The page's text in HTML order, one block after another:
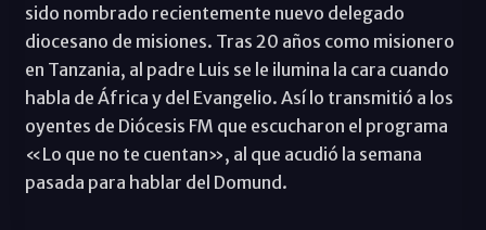
sido nombrado recientemente nuevo delegado
diocesano de misiones. Tras 20 años como misionero
en Tanzania, al padre Luis se le ilumina la cara cuando
habla de África y del Evangelio. Así lo transmitió a los
oyentes de Diócesis FM que escucharon el programa
«Lo que no te cuentan», al que acudió la semana
pasada para hablar del Domund.